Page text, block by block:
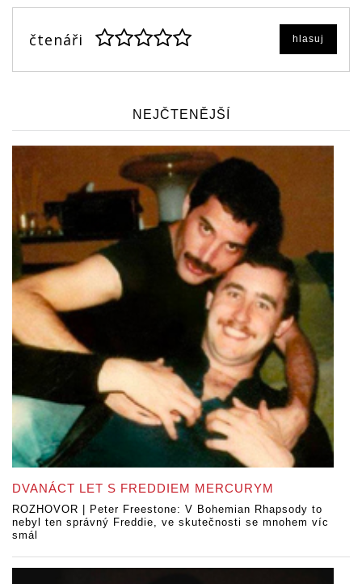
čtenáři hlasuj
NEJČTENĚJŠÍ
DVANÁCT LET S FREDDIEM MERCURYM
ROZHOVOR | Peter Freestone: V Bohemian Rhapsody to
nebyl ten správný Freddie, ve skutečnosti se mnohem víc
smál